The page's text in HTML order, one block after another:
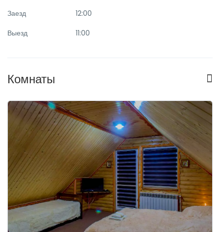
Заезд
12:00
Выезд
11:00
Комнаты